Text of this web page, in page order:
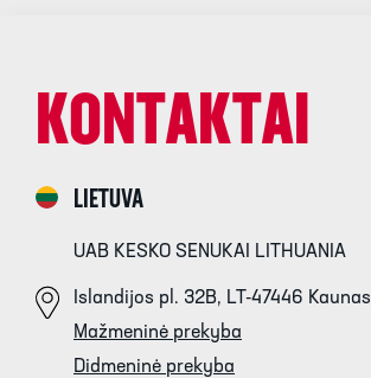
KONTAKTAI
LIETUVA
UAB KESKO SENUKAI LITHUANIA
Islandijos pl. 32B, LT-47446 Kaunas
Mažmeninė prekyba
Didmeninė prekyba